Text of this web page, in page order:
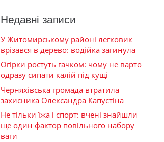
Недавні записи
У Житомирському районі легковик
врізався в дерево: водійка загинула
Огірки ростуть гачком: чому не варто
одразу сипати калій під кущі
Черняхівська громада втратила
захисника Олександра Капустіна
Не тільки їжа і спорт: вчені знайшли
ще один фактор повільного набору
ваги